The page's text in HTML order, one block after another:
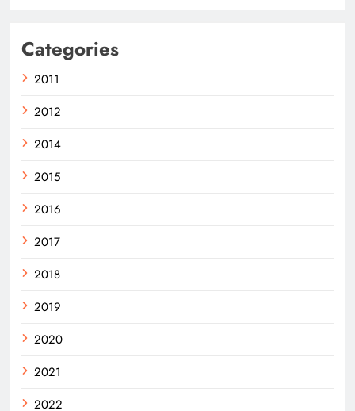
Categories
2011
2012
2014
2015
2016
2017
2018
2019
2020
2021
2022